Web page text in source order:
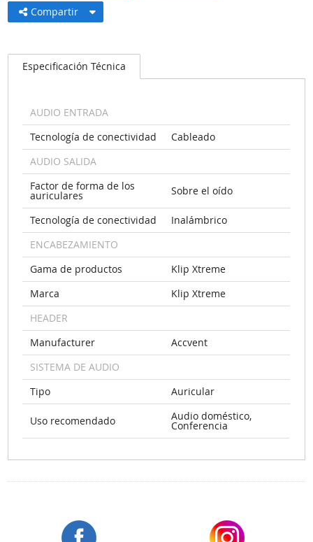
Compartir
Especificación Técnica
AUDIO ENTRADA
Tecnología de conectividad
Cableado
AUDIO SALIDA
Factor de forma de los
auriculares Sobre el oído
Tecnología de conectividad
Inalámbrico
ENCABEZAMIENTO
Gama de productos
Klip Xtreme
Marca
Klip Xtreme
HEADER
Manufacturer
Accvent
SISTEMA DE AUDIO
Tipo
Auricular
Uso recomendado Audio doméstico,
Conferencia